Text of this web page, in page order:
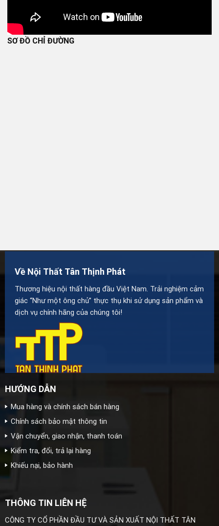
SƠ ĐỒ CHỈ ĐƯỜNG
Về Nội Thất Tân Thịnh Phát
Thương hiệu nội thất hàng đầu Việt Nam. Trải nghiệm cảm
giác “Như một ông chủ” thực thụ khi sử dụng sản phẩm và
dịch vụ chính hãng của chúng tôi!
HƯỚNG DẪN
Mua hàng và chính sách bán hàng
Chính sách bảo mật thông tin
Vận chuyển, giao nhận, thanh toán
Kiểm tra, đổi, trả lại hàng
Khiếu nại, bảo hành
THÔNG TIN LIÊN HỆ
CÔNG TY CỔ PHẦN ĐẦU TƯ VÀ SẢN XUẤT NỘI THẤT TÂN